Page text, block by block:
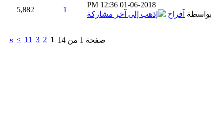
01-06-2018
12:36 PM
بواسطة آفراح
1
5,882
صفحة 1 من 14 1
2
3
11
>
»